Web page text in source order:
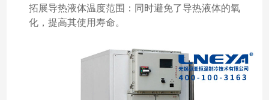
拓展导热液体温度范围：同时避免了导热液体的氧
化，提高其使用寿命。